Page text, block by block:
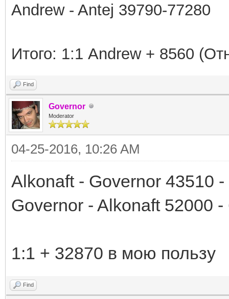
Andrew - Antej 39790-77280
Итого: 1:1 Andrew + 8560 (
Find
Governor
Moderator
04-25-2016, 10:26 AM
Alkonaft - Governor 43510
Governor - Alkonaft 52000 -
1:1 + 32870 в мою пользу
Find